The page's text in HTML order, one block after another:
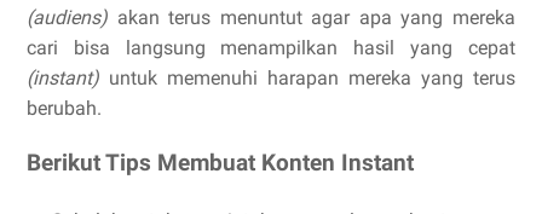
(audiens) akan terus menuntut agar apa yang mereka
cari bisa langsung menampilkan hasil yang cepat
(instant) untuk memenuhi harapan mereka yang terus
berubah.
Berikut Tips Membuat Konten Instant